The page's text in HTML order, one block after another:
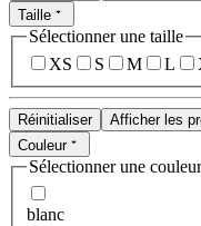
Taille
Sélectionner une taille
XS
S M L
Réinitialiser
Afficher les
Couleur
Sélectionner une couleur
blanc